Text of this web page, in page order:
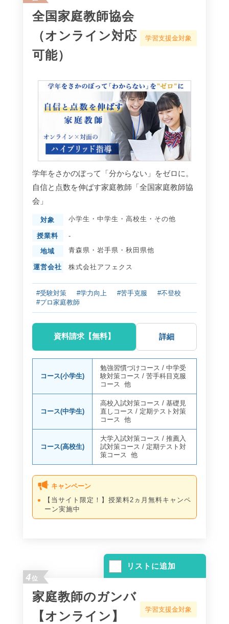
全国家庭教師協会
（オンライン対応
可能）
学習支援金対象
学年をさかのぼって「分からない」をゼロに。
自信と点数を伸ばす家庭教師「全国家庭教師協
会」
対象 小学生 ・ 中学生 ・ 高校生 ・ その他
授業料 -
地域 青森県 ・ 岩手県 ・ 秋田県他
運営会社 株式会社アフェクス
#受験対策 #学力向上 #苦手克服
#不登校
#プロ家庭教師
資料請求【無料】 詳細
コース(小学生)
勉強習慣づけコース /中学受
験対策コース /苦手科目克服
コース
他
コース(中学生)
高校入試対策コース /基礎見
直しコース /定期テスト対策
コース
他
コース(高校生)
大学入試対策コース /推薦入
試対策コース /定期テスト対
策コース
他
キャンペーン
【当サイト限定！】授業料2ヵ月無料キャンペ
ーン実施中
リストに追加
4位
家庭教師のガンバ
【オンライン】
学習支援金対象